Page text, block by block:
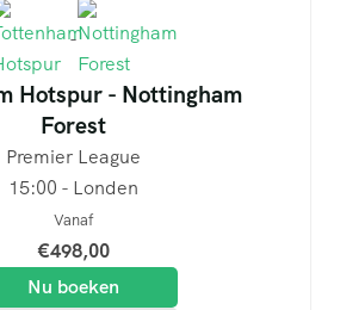
-
Hotspur - Nottingham
Forest
Premier League
15:00 - Londen
Vanaf
€498,00
Nu boeken